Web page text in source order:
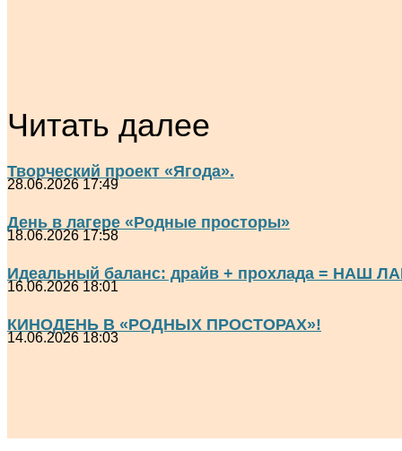
Читать далее
Творческий проект «Ягода».
28.06.2026 17:49
День в лагере «Родные просторы»
18.06.2026 17:58
Идеальный баланс: драйв + прохлада = НАШ
16.06.2026 18:01
КИНОДЕНЬ В «РОДНЫХ ПРОСТОРАХ»!
14.06.2026 18:03